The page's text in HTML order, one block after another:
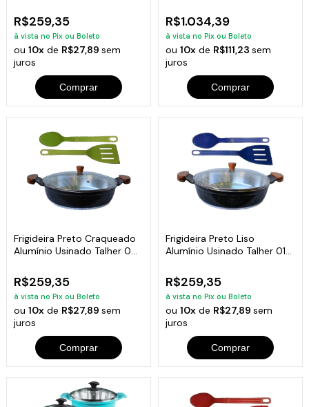
R$259,35
à vista no Pix ou Boleto
ou10x de R$27,89sem
juros
Comprar
R$1.034,39
à vista no Pix ou Boleto
ou 10xde R$111,23 sem
juros
Comprar
Frigideira Preto Craqueado
Alumínio Usinado Talher 04
R$259,35
à vista no Pix ou Boleto
ou10x de R$27,89sem
juros
Comprar
Frigideira Preto Liso
Alumínio Usinado Talher 01
R$259,35
à vista no Pix ou Boleto
ou 10xde R$27,89 sem
juros
Comprar